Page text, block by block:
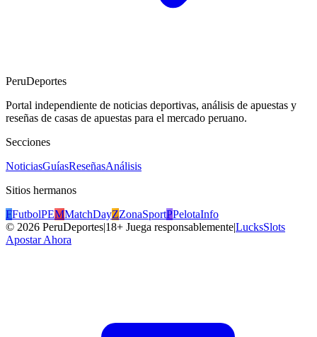
PeruDeportes
Portal independiente de noticias deportivas, análisis de apuestas y
reseñas de casas de apuestas para el mercado peruano.
Secciones
NoticiasGuíasReseñasAnálisis
Sitios hermanos
FFutbolPEMMatchDayZZonaSportPPelotaInfo
© 2026 PeruDeportes|18+ Juega responsablemente|LucksSlots
Apostar Ahora